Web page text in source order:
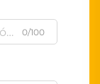
0/100